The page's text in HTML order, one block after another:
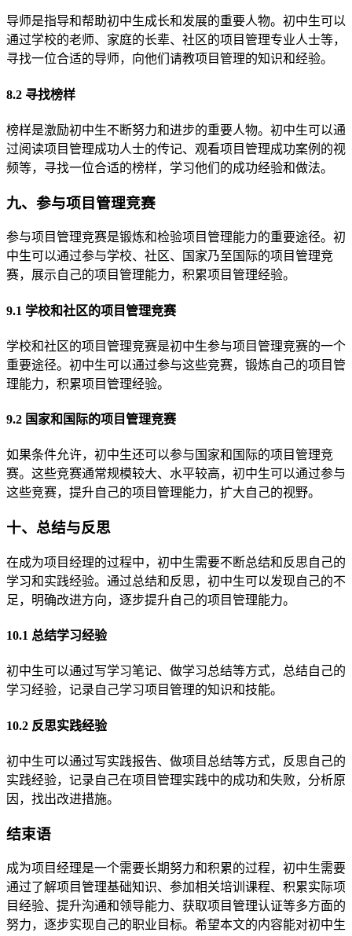
导师是指导和帮助初中生成长和发展的重要人物。初中生可以
通过学校的老师、家庭的长辈、社区的项目管理专业人士等，
寻找一位合适的导师，向他们请教项目管理的知识和经验。
8.2 寻找榜样
榜样是激励初中生不断努力和进步的重要人物。初中生可以通
过阅读项目管理成功人士的传记、观看项目管理成功案例的视
频等，寻找一位合适的榜样，学习他们的成功经验和做法。
九、参与项目管理竞赛
参与项目管理竞赛是锻炼和检验项目管理能力的重要途径。初
中生可以通过参与学校、社区、国家乃至国际的项目管理竞
赛，展示自己的项目管理能力，积累项目管理经验。
9.1 学校和社区的项目管理竞赛
学校和社区的项目管理竞赛是初中生参与项目管理竞赛的一个
重要途径。初中生可以通过参与这些竞赛，锻炼自己的项目管
理能力，积累项目管理经验。
9.2 国家和国际的项目管理竞赛
如果条件允许，初中生还可以参与国家和国际的项目管理竞
赛。这些竞赛通常规模较大、水平较高，初中生可以通过参与
这些竞赛，提升自己的项目管理能力，扩大自己的视野。
十、总结与反思
在成为项目经理的过程中，初中生需要不断总结和反思自己的
学习和实践经验。通过总结和反思，初中生可以发现自己的不
足，明确改进方向，逐步提升自己的项目管理能力。
10.1 总结学习经验
初中生可以通过写学习笔记、做学习总结等方式，总结自己的
学习经验，记录自己学习项目管理的知识和技能。
10.2 反思实践经验
初中生可以通过写实践报告、做项目总结等方式，反思自己的
实践经验，记录自己在项目管理实践中的成功和失败，分析原
因，找出改进措施。
结束语
成为项目经理是一个需要长期努力和积累的过程，初中生需要
通过了解项目管理基础知识、参加相关培训课程、积累实际项
目经验、提升沟通和领导能力、获取项目管理认证等多方面的
努力，逐步实现自己的职业目标。希望本文的内容能对初中生